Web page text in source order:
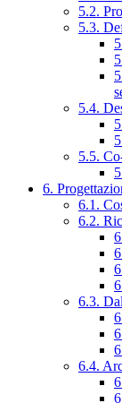
5.2.
5.3.
5.4.
5.5.
6.
6.1.
6.2.
6.3.
6.4.